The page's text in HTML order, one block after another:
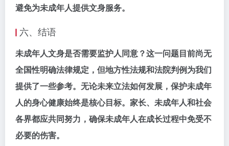
避免为未成年人提供文身服务。
六、结语
未成年人文身是否需要监护人同意？这一问题目前尚无
全国性明确法律规定，但地方性法规和法院判例为我们
提供了一些参考。无论未来立法如何发展，保护未成年
人的身心健康始终是核心目标。家长、未成年人和社会
各界都应共同努力，确保未成年人在成长过程中免受不
必要的伤害。